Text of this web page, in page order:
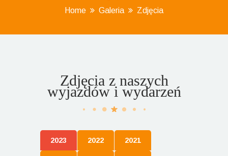
Home Galeria Zdjęcia
Zdjęcia z naszych
wyjazdów i wydarzeń
2023 2022 2021